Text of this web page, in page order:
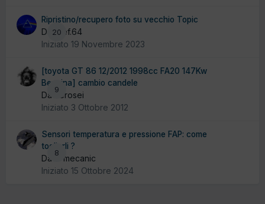
20
Ripristino/recupero foto su vecchio Topic
Da Stef.64
Iniziato 19 Novembre 2023
9
[toyota GT 86 12/2012 1998cc FA20 147Kw
Benzina] cambio candele
Da zerosei
Iniziato 3 Ottobre 2012
8
Sensori temperatura e pressione FAP: come
toglierli ?
Da El mecanic
Iniziato 15 Ottobre 2024